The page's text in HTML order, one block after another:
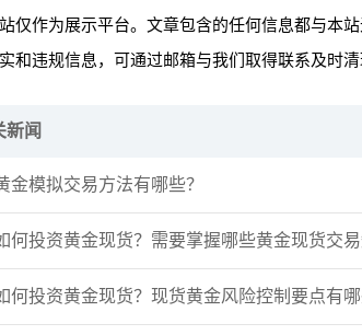
仅作为展示平台。文章包含的任何信息都与本
和违规信息，可通过邮箱与我们取得联系及时清
新闻
金模拟交易方法有哪些？
何投资黄金现货？需要掌握哪些黄金现货交易
何投资黄金现货？现货黄金风险控制要点有哪